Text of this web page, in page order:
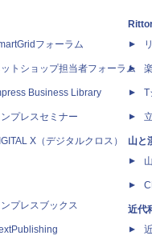
フォーラム
トショップ担当者フォーラム
Business Library
プレスセミナー
X（デジタルクロス）
プレスブックス
T
山と
近代